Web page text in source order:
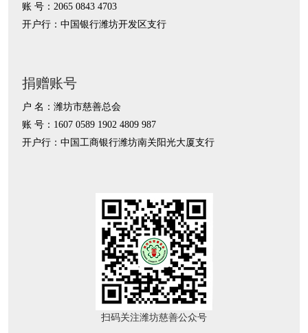
账 号：2065 0843 4703
开户行：中国银行潍坊开发区支行
捐赠账号
户 名：潍坊市慈善总会
账 号：1607 0589 1902 4809 987
开户行：中国工商银行潍坊南关阳光大厦支行
扫码关注潍坊慈善公众号